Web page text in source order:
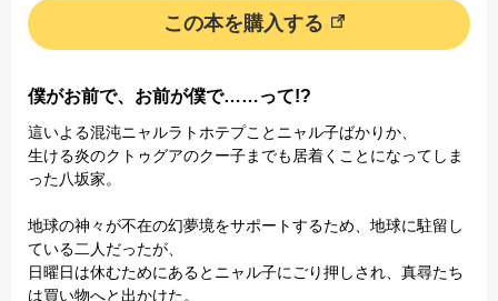
この本を購入する
僕がお前で、お前が僕で……って!?
這いよる混沌ニャルラトホテプことニャル子ばかりか、
生ける炎のクトゥグアのクー子までも居着くことになってしま
った八坂家。
地球の神々が不在の幻夢境をサポートするため、地球に駐留し
ている二人だったが、
日曜日は休むためにあるとニャル子にごり押しされ、真尋たち
は買い物へと出かけた。